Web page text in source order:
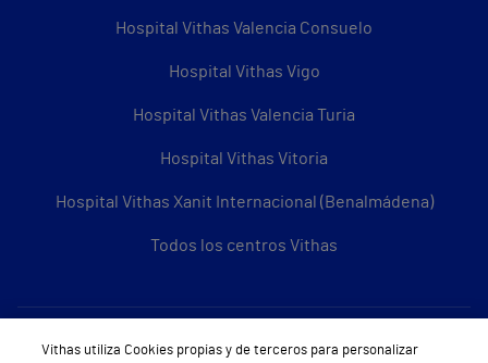
Hospital Vithas Valencia Consuelo
Hospital Vithas Vigo
Hospital Vithas Valencia Turia
Hospital Vithas Vitoria
Hospital Vithas Xanit Internacional (Benalmádena)
Todos los centros Vithas
Sobre Vithas
Vithas utiliza Cookies propias y de terceros para personalizar